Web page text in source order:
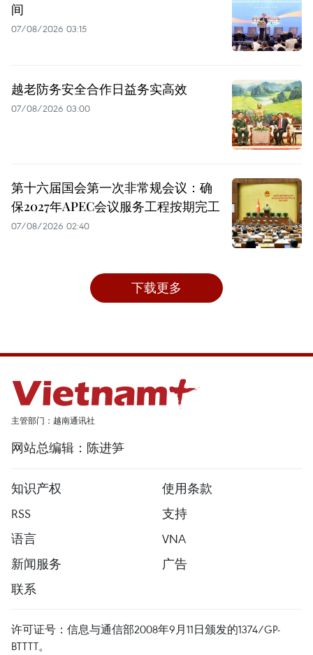
间
07/08/2026 03:15
越老防务安全合作日益务实高效
07/08/2026 03:00
第十六届国会第一次非常规会议：确
保2027年APEC会议服务工程按期完工
07/08/2026 02:40
下载更多
主管部门：越南通讯社
网站总编辑：陈进笋
知识产权
使用条款
RSS
支持
语言
VNA
新闻服务
广告
联系
许可证号：信息与通信部2008年9月11日颁发的1374/GP-
BTTTT。